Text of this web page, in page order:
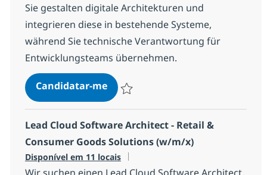
Sie gestalten digitale Architekturen und
integrieren diese in bestehende Systeme,
während Sie technische Verantwortung für
Entwicklungsteams übernehmen.
Candidatar-meLead Cloud Software Architect -
Lead Cloud Software Architect - Retail &
Consumer Goods Solutions (w/m/x)
Disponível em 11 locais